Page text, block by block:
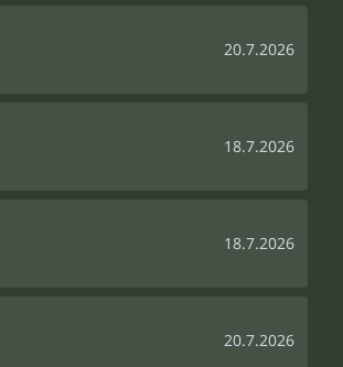
20.7.2026
18.7.2026
18.7.2026
20.7.2026